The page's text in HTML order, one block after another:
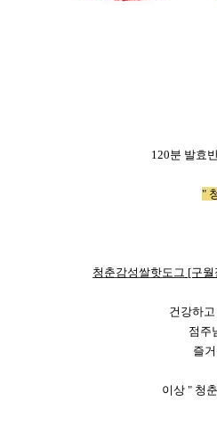
120분 발효
"
청춘감성쌀핫도그 [구월
건강하고
점주
즐
이상" 청